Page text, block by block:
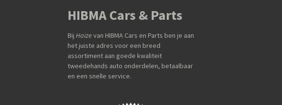
HIBMA Cars & Parts
Bij Haizevan HIBMA Cars en Parts ben je aan
het juiste adres voor een breed
assortiment aan goede kwaliteit
tweedehands auto onderdelen, betaalbaar
en een snelle service.